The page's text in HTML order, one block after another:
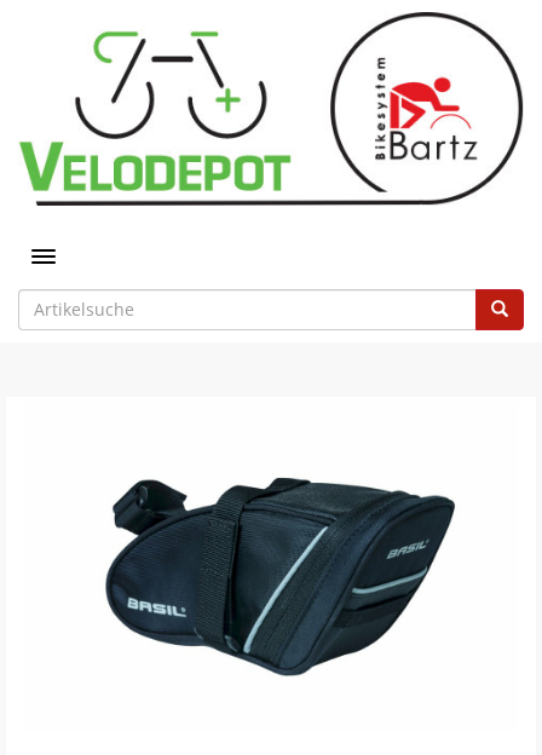
Toggle navigation